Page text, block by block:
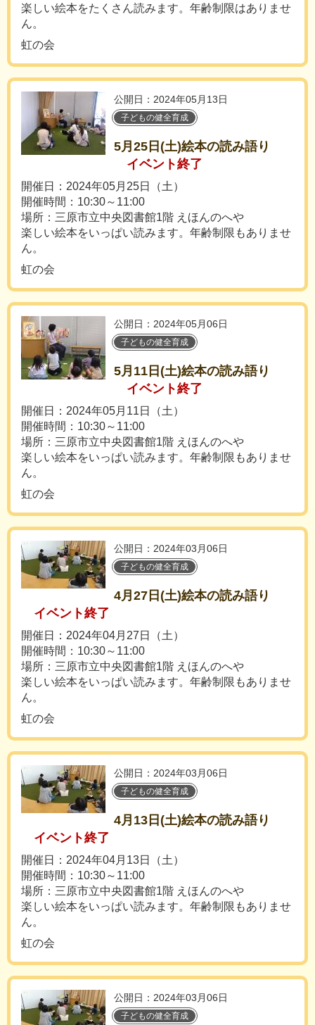
楽しい絵本をたくさん読みます。年齢制限はありませ
ん。
虹の会
公開日：2024年05月13日
子どもの健全育成
5月25日(土)絵本の読み語り
イベント終了
開催日：2024年05月25日（土）
開催時間：10:30～11:00
場所：三原市立中央図書館1階 えほんのへや
楽しい絵本をいっぱい読みます。年齢制限もありませ
ん。
虹の会
公開日：2024年05月06日
子どもの健全育成
5月11日(土)絵本の読み語り
イベント終了
開催日：2024年05月11日（土）
開催時間：10:30～11:00
場所：三原市立中央図書館1階 えほんのへや
楽しい絵本をいっぱい読みます。年齢制限もありませ
ん。
虹の会
公開日：2024年03月06日
子どもの健全育成
4月27日(土)絵本の読み語り
イベント終了
開催日：2024年04月27日（土）
開催時間：10:30～11:00
場所：三原市立中央図書館1階 えほんのへや
楽しい絵本をいっぱい読みます。年齢制限もありませ
ん。
虹の会
公開日：2024年03月06日
子どもの健全育成
4月13日(土)絵本の読み語り
イベント終了
開催日：2024年04月13日（土）
開催時間：10:30～11:00
場所：三原市立中央図書館1階 えほんのへや
楽しい絵本をいっぱい読みます。年齢制限もありませ
ん。
虹の会
公開日：2024年03月06日
子どもの健全育成